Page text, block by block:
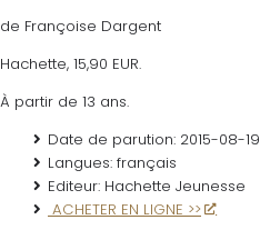
de Françoise Dargent
Hachette, 15,90 EUR.
À partir de 13 ans.
Date de parution: 2015-08-19
Langues: français
Editeur: Hachette Jeunesse
ACHETER EN LIGNE >>